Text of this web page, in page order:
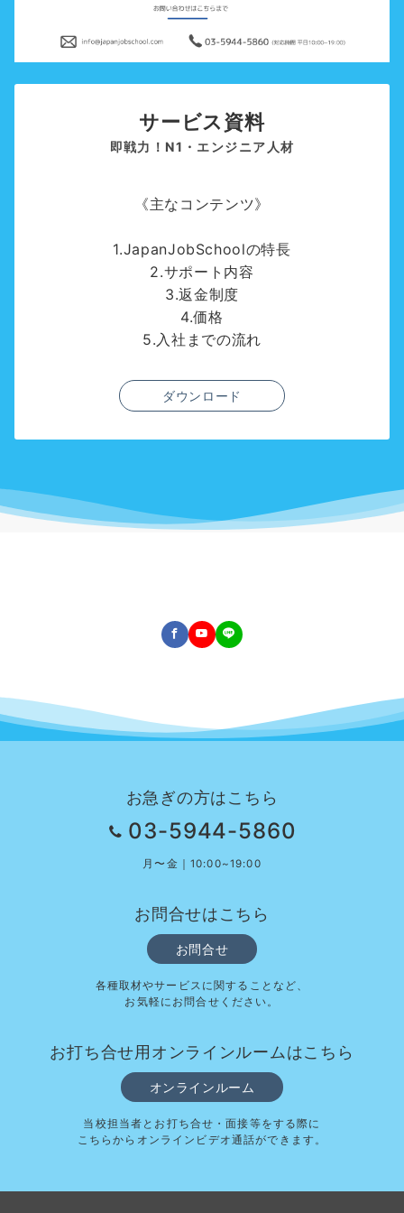
サービス資料
即戦力！N1・エンジニア人材
《主なコンテンツ》
1.JapanJobSchoolの特長
2.サポート内容
3.返金制度
4.価格
5.入社までの流れ
ダウンロード
お急ぎの方はこちら
03-5944-5860
月〜金｜10:00~19:00
お問合せはこちら
お問合せ
各種取材やサービスに関することなど、
お気軽にお問合せください。
お打ち合せ用オンラインルームはこちら
オンラインルーム
当校担当者とお打ち合せ・面接等をする際に
こちらからオンラインビデオ通話ができます。